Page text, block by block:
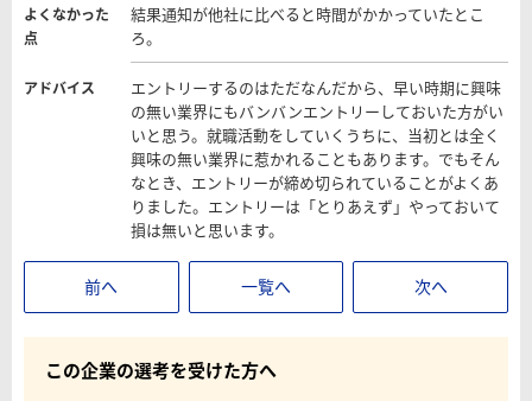
よくなかった
点
結果通知が他社に比べると時間がかかっていたとこ
ろ。
アドバイス
エントリーするのはただなんだから、早い時期に興味
の無い業界にもバンバンエントリーしておいた方がい
いと思う。就職活動をしていくうちに、当初とは全く
興味の無い業界に惹かれることもあります。でもそん
なとき、エントリーが締め切られていることがよくあ
りました。エントリーは「とりあえず」やっておいて
損は無いと思います。
前へ 一覧へ 次へ
この企業の選考を受けた方へ